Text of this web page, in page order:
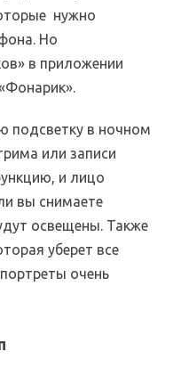
нужно
Но
в приложении
подсветку в ночном
или записи
и лицо
вы снимаете
освещены. Также
уберет все
очень